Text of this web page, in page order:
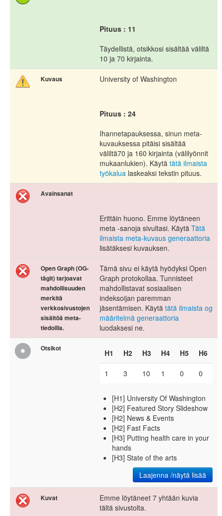
Pituus : 11
Täydellistä, otsikkosi sisältää väliltä
10 ja 70 kirjainta.
Kuvaus University of Washington
Pituus : 24
Ihannetapauksessa, sinun meta-
kuvauksessa pitäisi sisältää
väliltä70 ja 160 kirjainta (välilyönnit
mukaanlukien). Käytä tätä ilmaista
työkalua laskeaksi tekstin pituus.
Avainsanat
Erittäin huono. Emme löytäneen
meta -sanoja sivultasi. Käytä Tätä
ilmaista meta-kuvaus generaattoria
lisätäksesi kuvauksen.
Open Graph (OG-
tägit) tarjoavat
mahdollisuuden
merkitä
verkkosivustojen
sisältöä meta-
tiedoilla.
Tämä sivu ei käytä hyödyksi Open
Graph protokollaa. Tunnisteet
mahdollistavat sosiaalisen
indeksoijan paremman
jäsentämisen. Käytä tätä ilmaista og
määritelmä generaattoria
luodaksesi ne.
Otsikot H1 H2 H3 H4 H5 H6
1 3 10 1 0 0
[H1] University Of Washington
[H2] Featured Story Slideshow
[H2] News & Events
[H2] Fast Facts
[H3] Putting health care in your
hands
[H3] State of the arts
Laajenna /näytä lisää
Kuvat
Emme löytäneet 7 yhtään kuvia
tältä sivustolta.